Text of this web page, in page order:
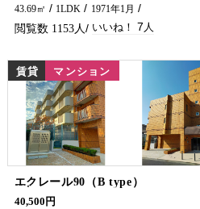
43.69㎡
1LDK 1971年1月
1153 7
賃貸 マンション
エクレール90（B type）
外装・内装リニューアル フリーレント2カ月つきました！ 単身の方おすすめですよー！ スーパー・コンビニ・金融機関・病院近く便利です(*^^*) 延岡市で賃貸物件・アパート・アパートをお探しなら、五ヶ瀬不動産へお問い合わせください！！
40,500円